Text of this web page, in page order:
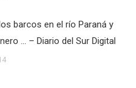
barcos en el río Paraná y
… – Diario del Sur Digital